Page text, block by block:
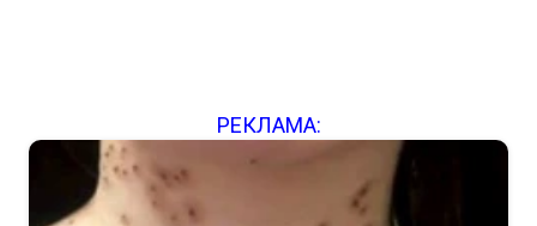
РЕКЛАМА: